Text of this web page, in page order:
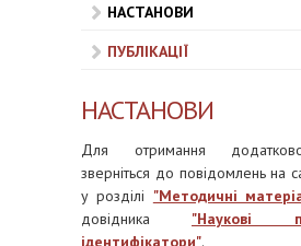
НАСТАНОВИ
ПУБЛІКАЦІЇ
НАСТАНОВИ
Для отримання
зверніться до повідомлень на
у розділі "Методичні
довідника
"Наукові
ідентифікатори".